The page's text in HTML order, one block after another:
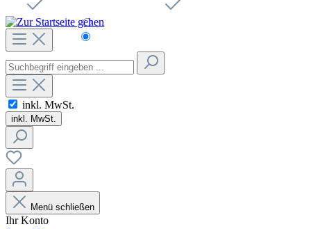
Čeština
inkl. MwSt.
inkl. MwSt.
Menü schließen
Ihr Konto